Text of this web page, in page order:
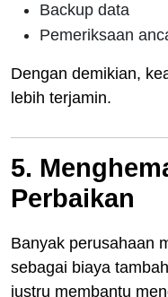
Backup data
Pemeriksaan
Dengan demikian,
lebih terjamin.
5.
Perbaikan
Banyak perusahaan
sebagai biaya
justru membantu